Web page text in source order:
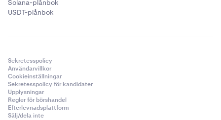
Solana-plånbok
USDT-plånbok
Sekretesspolicy
Användarvillkor
Cookieinställningar
Sekretesspolicy för kandidater
Upplysningar
Regler för börshandel
Efterlevnadsplattform
Sälj/dela inte